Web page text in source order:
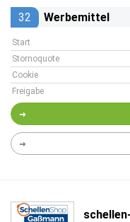
32 Werbemittel
Start
Stornoquote
Cookie
Freigabe